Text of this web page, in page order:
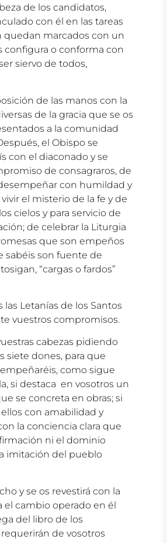
de los candidatos,
con él en las tareas
quedan marcados con un
configura o conforma con
siervo de todos,
de las manos con la
de la gracia que se os
a la comunidad
el Obispo se
con el diaconado y se
de consagraros, de
con humildad y
el misterio de la fe y de
cielos y para servicio de
de celebrar la Liturgia
que son empeños
sabéis son fuente de
“cargas o fardos”
Letanías de los Santos
vuestros compromisos.
cabezas pidiendo
siete dones, para que
como sigue
si destaca en vosotros un
se concreta en obras; si
con amabilidad y
la conciencia clara que
ni el dominio
imitación del pueblo
y se os revestirá con la
cambio operado en él
del libro de los
de vosotros